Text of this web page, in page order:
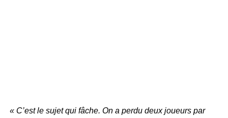
« C’est le sujet qui fâche. On a perdu deux joueurs par